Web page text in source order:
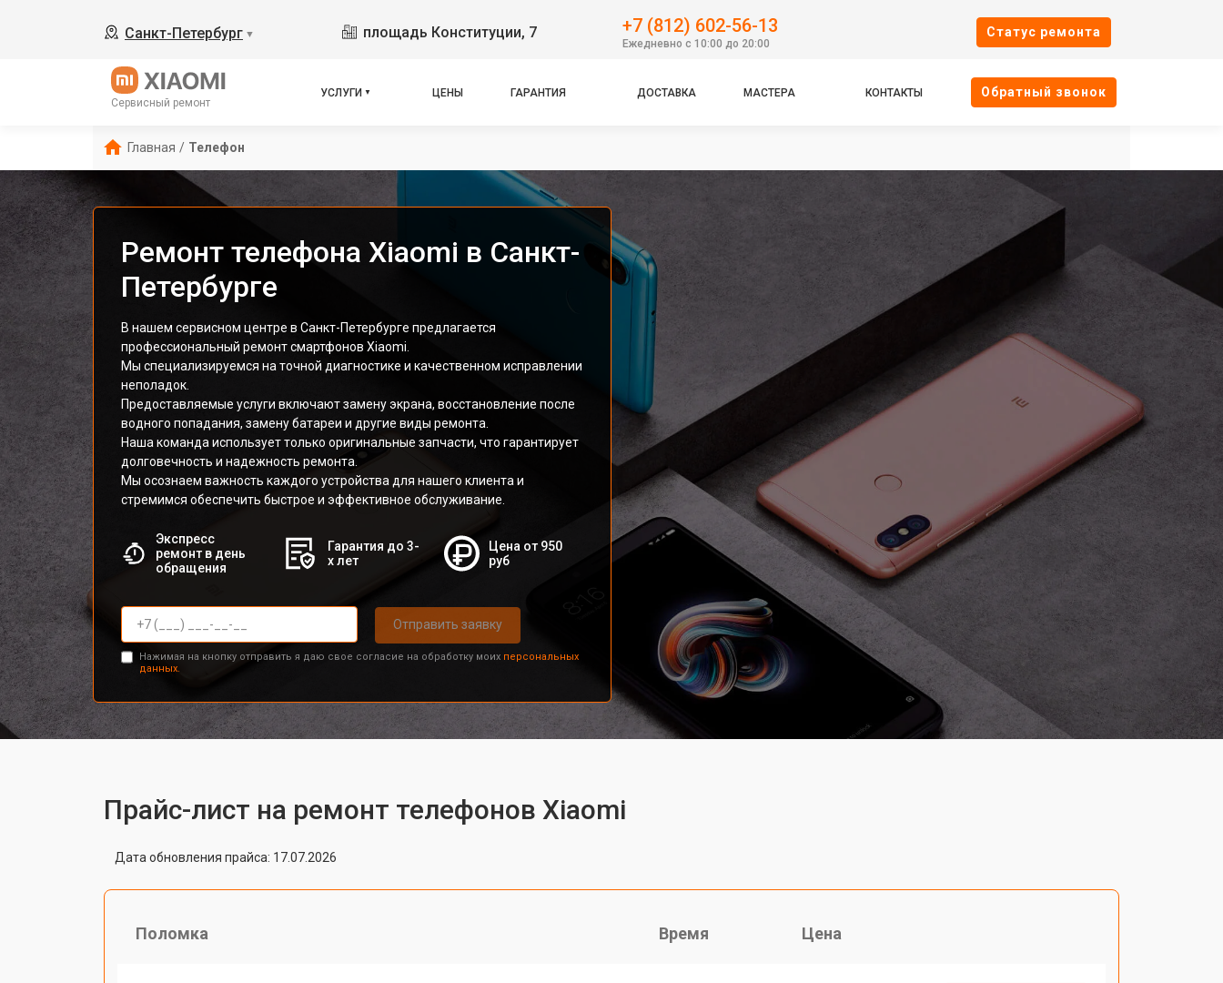
Санкт-Петербург ▼ площадь Конституции, 7 +7 (812) 602-56-13
Ежедневно с 10:00 до 20:00
Cтатус ремонта
Сервисный ремонт
УСЛУГИ ЦЕНЫ ГАРАНТИЯ ДОСТАВКА МАСТЕРА КОНТАКТЫ Oбратный звонок
Главная / Телефон
Ремонт телефона Xiaomi в Санкт-
Петербурге
В нашем сервисном центре в Санкт-Петербурге предлагается
профессиональный ремонт смартфонов Xiaomi.
Мы специализируемся на точной диагностике и качественном исправлении
неполадок.
Предоставляемые услуги включают замену экрана, восстановление после
водного попадания, замену батареи и другие виды ремонта.
Наша команда использует только оригинальные запчасти, что гарантирует
долговечность и надежность ремонта.
Мы осознаем важность каждого устройства для нашего клиента и
стремимся обеспечить быстрое и эффективное обслуживание.
Экспресс
ремонт в день
обращения
Гарантия до 3-
х лет
Цена от 950
руб
Отправить заявку
Нажимая на кнопку отправить я даю свое согласие на обработку моих персональных
данных.
Прайс-лист на ремонт телефонов Xiaomi
Дата обновления прайса: 17.07.2026
Поломка Время Цена